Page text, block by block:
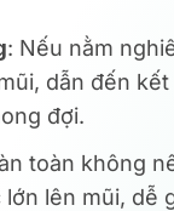
: Nếu nằm
dẫn đến
đợi.
toàn không
lớn lên mũi, dễ